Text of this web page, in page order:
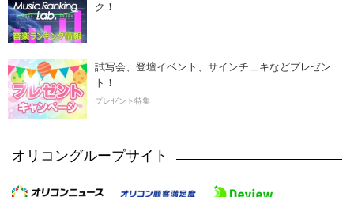
ク！
試写会、登壇イベント、サインチェキなどプレゼン
ト！
プレゼント特集
オリコングループサイト